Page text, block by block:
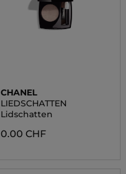
CHANEL
LIEDSCHATTEN
Lidschatten
0.00 CHF